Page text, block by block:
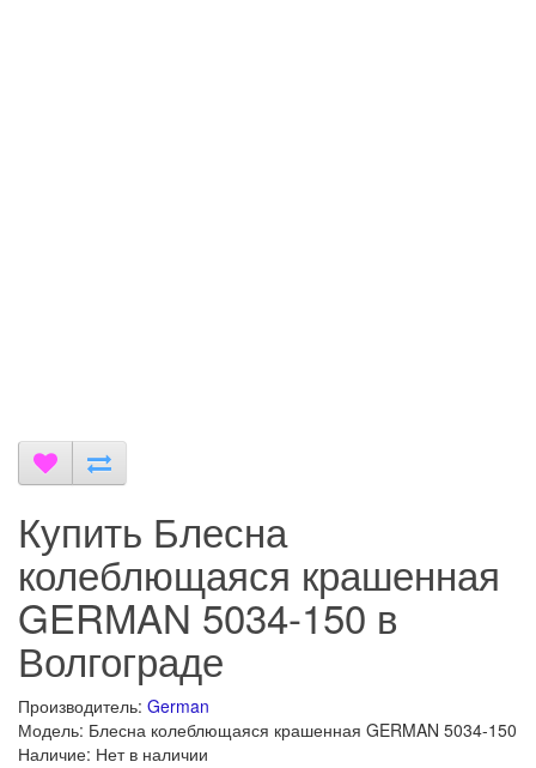
Купить Блесна
колеблющаяся крашенная
GERMAN 5034-150 в
Волгограде
Производитель: German
Модель: Блесна колеблющаяся крашенная GERMAN 5034-150
Наличие: Нет в наличии